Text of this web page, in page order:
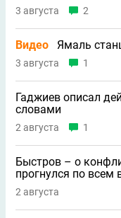
3 августа 2
Видео Ямаль
3 августа 1
Гаджиев описал
словами
2 августа 1
Быстров – о
прогнулся по
2 августа